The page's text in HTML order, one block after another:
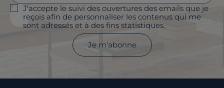
J'accepte le suivi des ouvertures des emails que je
reçois afin de personnaliser les contenus qui me
sont adressés et à des fins statistiques.
Je m'abonne